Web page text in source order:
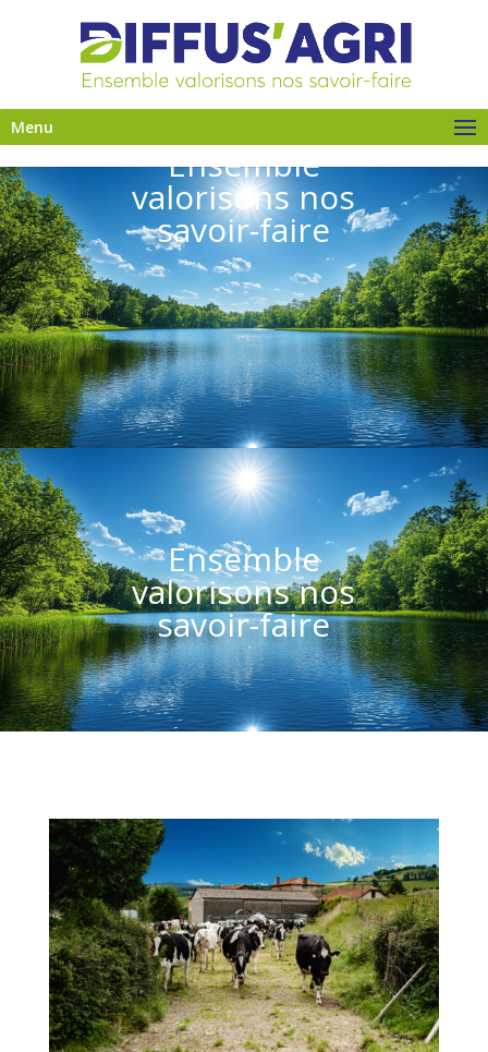
Menu
Ensemble
valorisons nos
savoir-faire
Ensemble
valorisons nos
savoir-faire